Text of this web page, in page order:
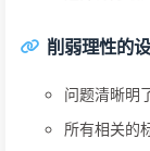
削弱理性的
问题清晰明
所有相关的